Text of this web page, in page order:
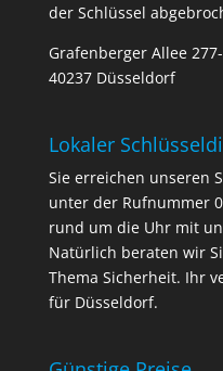
der Schlüssel
Grafenberger Allee
40237 Düsseldorf
Lokaler
Sie erreichen unseren
unter der Rufnummer
rund um die Uhr mit
Natürlich beraten wir
Thema Sicherheit. Ihr
für Düsseldorf.